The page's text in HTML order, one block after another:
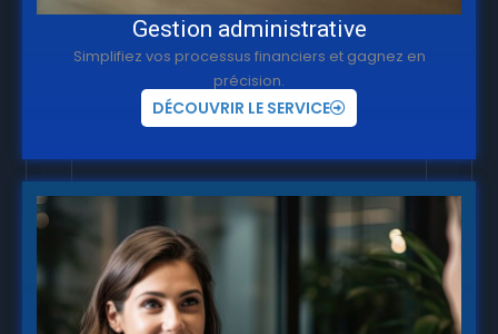
Gestion administrative
Simplifiez vos processus financiers et gagnez en
précision.
DÉCOUVRIR LE SERVICE